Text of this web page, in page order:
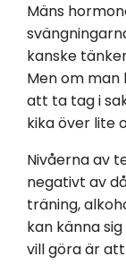
Mäns
kanske
Men om man
att ta tag i
kika över lite
Nivåerna av
negativt av
träning,
kan känna
vill göra är